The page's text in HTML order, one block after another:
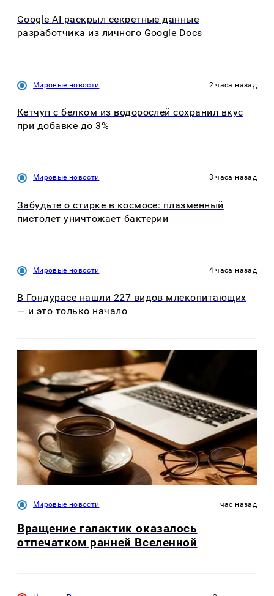
Google AI раскрыл секретные данные
разработчика из личного Google Docs
Мировые новости 2 часа назад
Кетчуп с белком из водорослей сохранил вкус
при добавке до 3%
Мировые новости 3 часа назад
Забудьте о стирке в космосе: плазменный
пистолет уничтожает бактерии
Мировые новости 4 часа назад
В Гондурасе нашли 227 видов млекопитающих
— и это только начало
Мировые новости час назад
Вращение галактик оказалось
отпечатком ранней Вселенной